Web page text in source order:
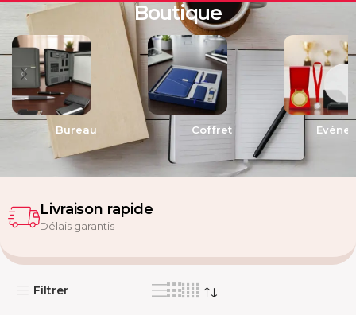
Boutique
Bureau Coffret
Livraison rapide
Délais garantis
Filtrer